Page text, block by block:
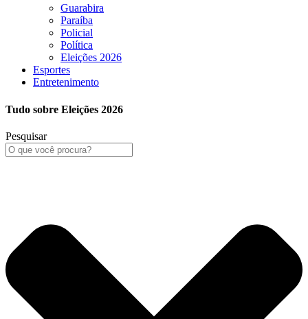
Guarabira
Paraíba
Policial
Política
Eleições 2026
Esportes
Entretenimento
Tudo sobre Eleições 2026
Pesquisar